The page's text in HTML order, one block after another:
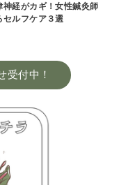
神経がカギ！女性鍼灸師
セルフケア３選
受付中！